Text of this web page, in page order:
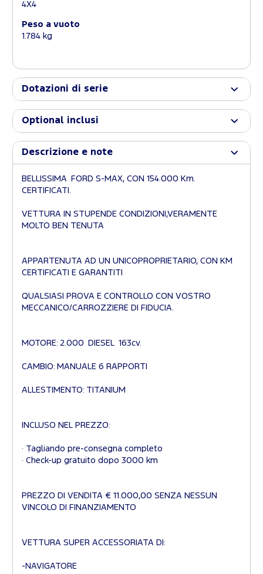
4X4
Peso a vuoto
1.784 kg
Dotazioni di serie
Optional inclusi
Descrizione e note
BELLISSIMA FORD S-MAX, CON 154.000 Km.
CERTIFICATI.
VETTURA IN STUPENDE CONDIZIONI,VERAMENTE
MOLTO BEN TENUTA
APPARTENUTA AD UN UNICOPROPRIETARIO, CON KM
CERTIFICATI E GARANTITI
QUALSIASI PROVA E CONTROLLO CON VOSTRO
MECCANICO/CARROZZIERE DI FIDUCIA.
MOTORE: 2.000 DIESEL 163cv.
CAMBIO: MANUALE 6 RAPPORTI
ALLESTIMENTO: TITANIUM
INCLUSO NEL PREZZO:
· Tagliando pre-consegna completo
· Check-up gratuito dopo 3000 km
PREZZO DI VENDITA € 11.000,00 SENZA NESSUN
VINCOLO DI FINANZIAMENTO
VETTURA SUPER ACCESSORIATA DI:
-NAVIGATORE